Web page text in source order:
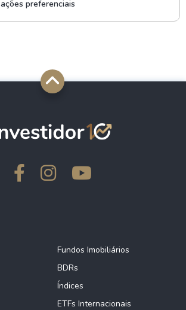
ações preferenciais
Fundos Imobiliários
BDRs
Índices
ETFs Internacionais